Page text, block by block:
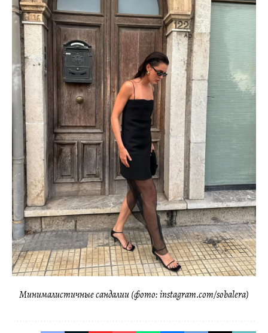
Минималистичные сандалии (фото: instagram.com/sobalera)